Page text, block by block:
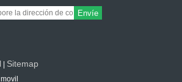
Envíe
Sitemap